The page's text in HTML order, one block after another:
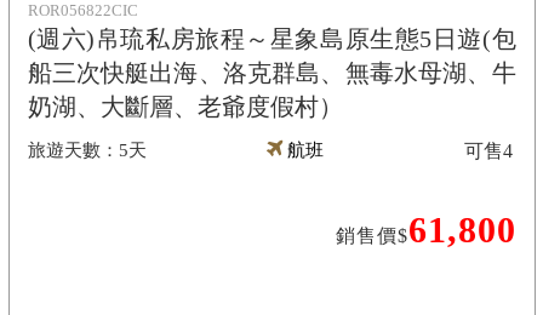
ROR056822CIC
(週六)帛琉私房旅程～星象島原生態5日遊(包
船三次快艇出海、洛克群島、無毒水母湖、牛
奶湖、大斷層、老爺度假村）
5天 航班
銷售價$61,800
可售4